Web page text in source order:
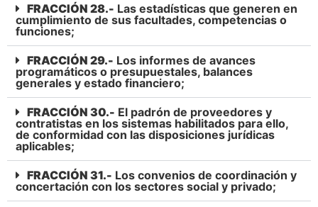
FRACCIÓN 28.- Las estadísticas que generen en
cumplimiento de sus facultades, competencias o
funciones;
FRACCIÓN 29.- Los informes de avances
programáticos o presupuestales, balances
generales y estado financiero;
FRACCIÓN 30.- El padrón de proveedores y
contratistas en los sistemas habilitados para ello,
de conformidad con las disposiciones jurídicas
aplicables;
FRACCIÓN 31.- Los convenios de coordinación y
concertación con los sectores social y privado;